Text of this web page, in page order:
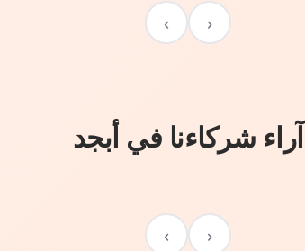
‹
›
آراء شركاءنا في أبجد
‹
›